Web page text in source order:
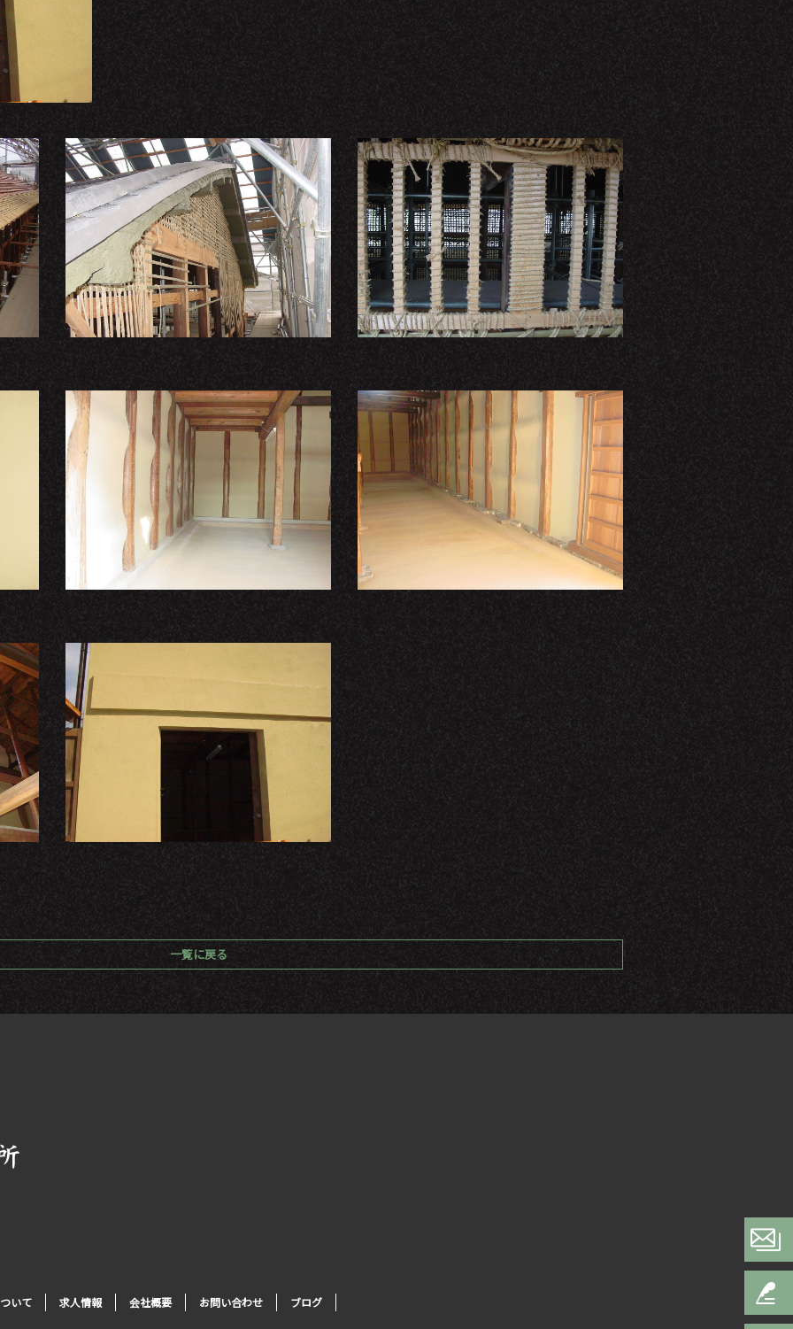
一覧に戻る
いて 求人情報 会社概要 お問い合わせ ブログ